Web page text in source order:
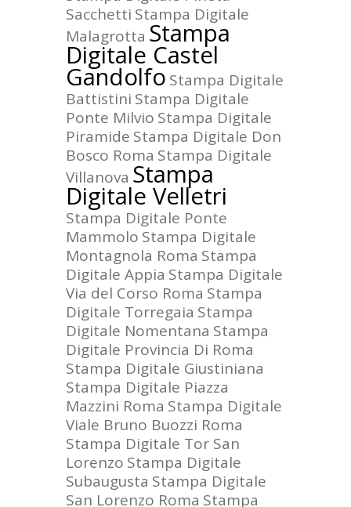
Sacchetti Stampa Digitale
Malagrotta Stampa
Digitale Castel
Gandolfo Stampa Digitale
Battistini Stampa Digitale
Ponte Milvio Stampa Digitale
Piramide Stampa Digitale Don
Bosco Roma Stampa Digitale
Villanova Stampa
Digitale Velletri
Stampa Digitale Ponte
Mammolo Stampa Digitale
Montagnola Roma Stampa
Digitale Appia Stampa Digitale
Via del Corso Roma Stampa
Digitale Torregaia Stampa
Digitale Nomentana Stampa
Digitale Provincia Di Roma
Stampa Digitale Giustiniana
Stampa Digitale Piazza
Mazzini Roma Stampa Digitale
Viale Bruno Buozzi Roma
Stampa Digitale Tor San
Lorenzo Stampa Digitale
Subaugusta Stampa Digitale
San Lorenzo Roma Stampa